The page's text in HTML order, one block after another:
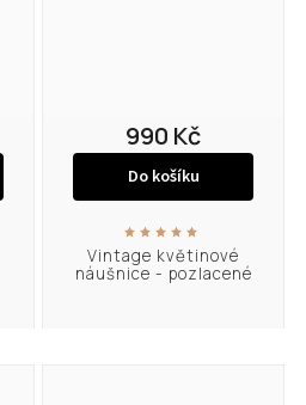
Vintage květinové
náušnice - pozlacené
990 Kč
Do košíku